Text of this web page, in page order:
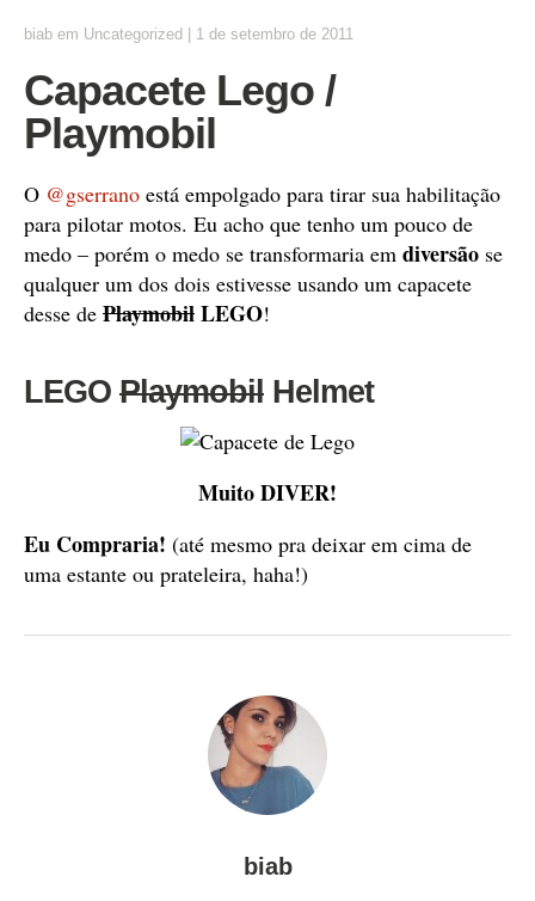
biab em Uncategorized 1 de setembro de 2011
Capacete Lego /
Playmobil
O @gserrano está empolgado para tirar sua habilitação
para pilotar motos. Eu acho que tenho um pouco de
medo – porém o medo se transformaria em diversão se
qualquer um dos dois estivesse usando um capacete
desse de PlaymobilLEGO!
LEGO Playmobil Helmet
Muito DIVER!
Eu Compraria! (até mesmo pra deixar em cima de
uma estante ou prateleira, haha!)
biab